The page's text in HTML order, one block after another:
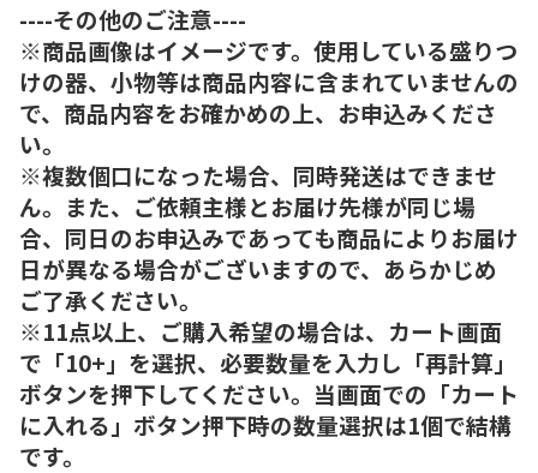
----その他のご注意----
※商品画像はイメージです。使用している盛りつ
けの器、小物等は商品内容に含まれていませんの
で、商品内容をお確かめの上、お申込みくださ
い。
※複数個口になった場合、同時発送はできませ
ん。また、ご依頼主様とお届け先様が同じ場
合、同日のお申込みであっても商品によりお届け
日が異なる場合がございますので、あらかじめ
ご了承ください。
※11点以上、ご購入希望の場合は、カート画面
で「10+」を選択、必要数量を入力し「再計算」
ボタンを押下してください。当画面での「カート
に入れる」ボタン押下時の数量選択は1個で結構
です。